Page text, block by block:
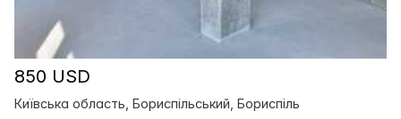
850 USD
Київська область, Бориспільський, Бориспіль